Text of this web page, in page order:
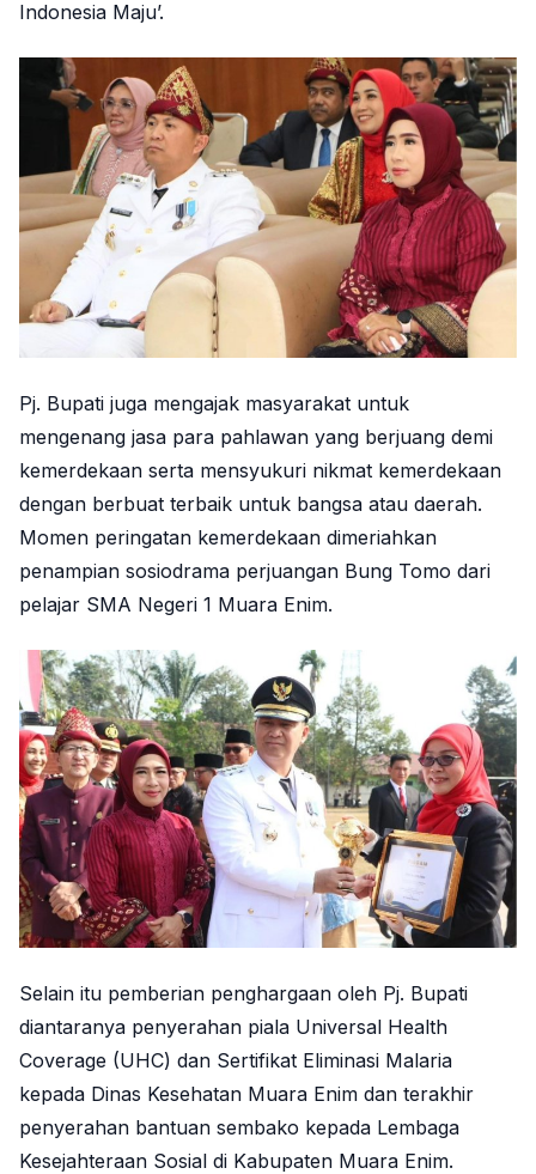
Indonesia Maju’.
Pj. Bupati juga mengajak masyarakat untuk
mengenang jasa para pahlawan yang berjuang demi
kemerdekaan serta mensyukuri nikmat kemerdekaan
dengan berbuat terbaik untuk bangsa atau daerah.
Momen peringatan kemerdekaan dimeriahkan
penampian sosiodrama perjuangan Bung Tomo dari
pelajar SMA Negeri 1 Muara Enim.
Selain itu pemberian penghargaan oleh Pj. Bupati
diantaranya penyerahan piala Universal Health
Coverage (UHC) dan Sertifikat Eliminasi Malaria
kepada Dinas Kesehatan Muara Enim dan terakhir
penyerahan bantuan sembako kepada Lembaga
Kesejahteraan Sosial di Kabupaten Muara Enim.